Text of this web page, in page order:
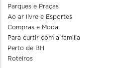
Parques e Praças
Ao ar livre e Esportes
Compras e Moda
Para curtir com a familia
Perto de BH
Roteiros